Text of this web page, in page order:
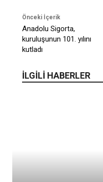
Önceki İçerik
Anadolu Sigorta,
kuruluşunun 101. yılını
kutladı
İLGİLİ HABERLER